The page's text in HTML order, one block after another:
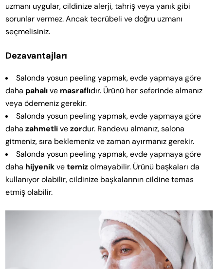
uzmanı uygular, cildinize alerji, tahriş veya yanık gibi
sorunlar vermez. Ancak tecrübeli ve doğru uzmanı
seçmelisiniz.
Dezavantajları
Salonda yosun peeling yapmak, evde yapmaya göre
daha pahalıve masraflıdır. Ürünü her seferinde almanız
veya ödemeniz gerekir.
Salonda yosun peeling yapmak, evde yapmaya göre
dahazahmetlivezordur. Randevu almanız, salona
gitmeniz, sıra beklemeniz ve zaman ayırmanız gerekir.
Salonda yosun peeling yapmak, evde yapmaya göre
daha hijyenikvetemizolmayabilir. Ürünü başkaları da
kullanıyor olabilir, cildinize başkalarının cildine temas
etmiş olabilir.